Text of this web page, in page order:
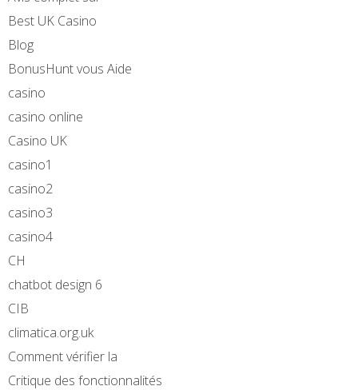
Best UK Casino
Blog
BonusHunt vous Aide
casino
casino online
Casino UK
casino1
casino2
casino3
casino4
CH
chatbot design 6
CIB
climatica.org.uk
Comment vérifier la
Critique des fonctionnalités